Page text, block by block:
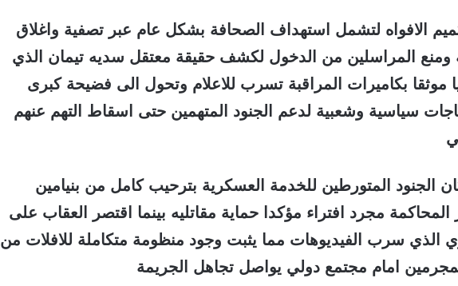
الافواه لتشمل استهداف الصحافة بشكل عام عبر تصفية واغلاق
ومنع المراسلين من الدخول لكشف حقيقة معتقل سديه تيمان الذي
موثقا بكاميرات المراقبة تسرب للاعلام وتحول الى فضيحة كبرى
سياسية وشعبية لدعم الجنود المتهمين حتى اسقاط التهم عنهم
الجنود المتورطين للخدمة العسكرية بترحيب كامل من بنيامين
المحاكمة مجرد افتراء مؤكدا حماية مقاتليه بينما اقتصر العقاب على
الذي سرب الفيديوهات مما يثبت وجود منظومة متكاملة للافلات من
امام مجتمع دولي يواصل تجاهل الجريمة